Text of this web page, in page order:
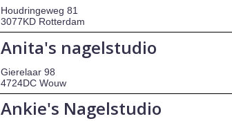
Houdringeweg 81
3077KD Rotterdam
Anita's nagelstudio
Gierelaar 98
4724DC Wouw
Ankie's Nagelstudio